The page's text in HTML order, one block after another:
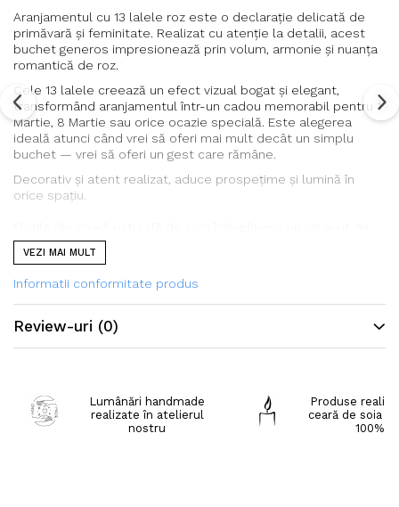
Aranjamentul cu 13 lalele roz este o declarație delicată de
primăvară și feminitate. Realizat cu atenție la detalii, acest
buchet generos impresionează prin volum, armonie și nuanța
romantică de roz.
Cele 13 lalele creează un efect vizual bogat și elegant,
transformând aranjamentul într-un cadou memorabil pentru 1
Martie, 8 Martie sau orice ocazie specială. Este alegerea
ideală atunci când vrei să oferi mai mult decât un simplu
buchet — vrei să oferi un gest care rămâne.
Decorativ și atent realizat, aduce prospețime și lumină în
orice spațiu.
multe persoane: să țină mult mai mult decât florile naturale,
astfel păstrând eleganța gestului mult timp după ce acestea
au fost dăruite.
Lumânările Yummy Candles sunt realizate manual din ceară
naturală de soia iar micile imperfecțiuni pot fi un plus pentru
produsului primit.
VEZI MAI MULT
Informatii conformitate produs
Review-uri (0)
Lumânări handmade
realizate în atelierul
nostru
Produse
ceară de soia
100%